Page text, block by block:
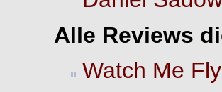
Alle Reviews
Watch Me Fly